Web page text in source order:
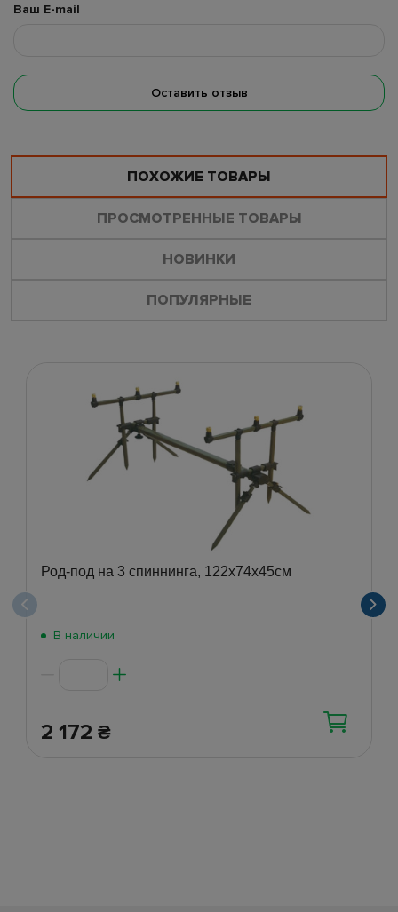
Ваш E-mail
Оставить отзыв
ПОХОЖИЕ ТОВАРЫ
ПРОСМОТРЕННЫЕ ТОВАРЫ
НОВИНКИ
ПОПУЛЯРНЫЕ
Род-под на 3 спиннинга, 122x74x45см
В наличии
2 172 ₴